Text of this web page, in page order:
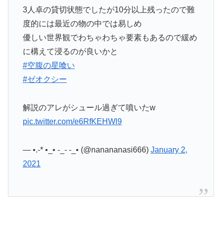
3人卓の貸切状態でしたが10分以上残ったので難
度的には最近の物の中では易しめ
優しい世界観でわちゃわちゃ要素もあるので緩め
に構えて浸るのが良いかと
#空腹の星喰い
#ゼオクシー
解説のアレがシュール過ぎて噴いたw
pic.twitter.com/e6RfKEHWl9
— •.-* •_• -_- -_• (@nanananasi666) January 2,
2021